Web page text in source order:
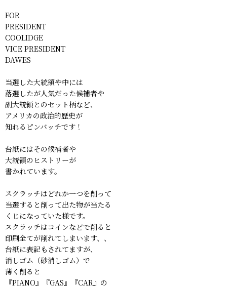
FOR
PRESIDENT
COOLIDGE
VICE PRESIDENT
DAWES
当選した大統領や中には
落選したが人気だった候補者や
副大統領とのセット柄など、
アメリカの政治的歴史が
知れるピンバッチです！
台紙にはその候補者や
大統領のヒストリーが
書かれています。
スクラッチはどれか一つを削って
当選すると削って出た物が当たる
くじになっていた様です。
スクラッチはコインなどで削ると
印刷全てが削れてしまいます、、
台紙に表記もされてますが、
消しゴム（砂消しゴム）で
薄く削ると
『PIANO』『GAS』『CAR』の